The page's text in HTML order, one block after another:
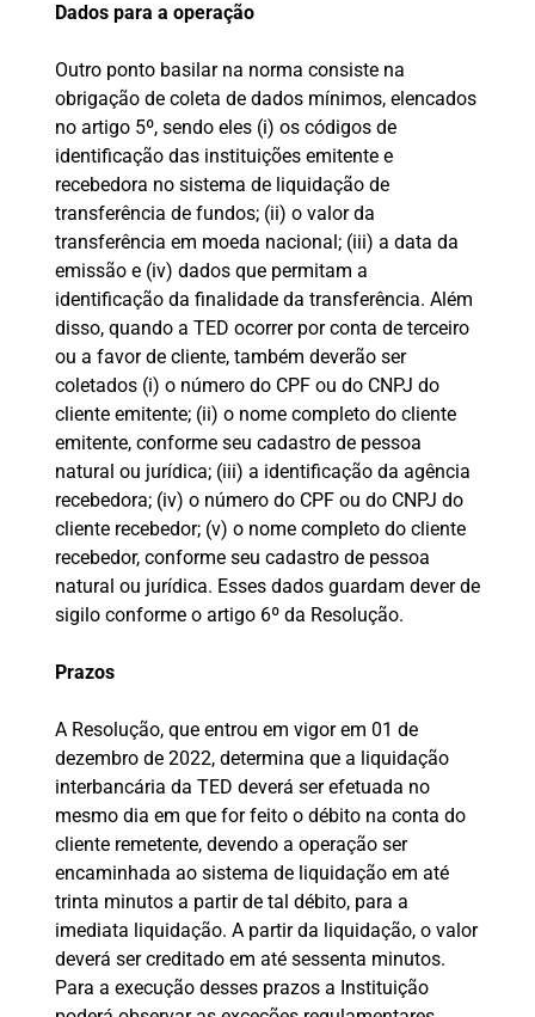
Dados para a operação
Outro ponto basilar na norma consiste na
obrigação de coleta de dados mínimos, elencados
no artigo 5º, sendo eles (i) os códigos de
identificação das instituições emitente e
recebedora no sistema de liquidação de
transferência de fundos; (ii) o valor da
transferência em moeda nacional; (iii) a data da
emissão e (iv) dados que permitam a
identificação da finalidade da transferência. Além
disso, quando a TED ocorrer por conta de terceiro
ou a favor de cliente, também deverão ser
coletados (i) o número do CPF ou do CNPJ do
cliente emitente; (ii) o nome completo do cliente
emitente, conforme seu cadastro de pessoa
natural ou jurídica; (iii) a identificação da agência
recebedora; (iv) o número do CPF ou do CNPJ do
cliente recebedor; (v) o nome completo do cliente
recebedor, conforme seu cadastro de pessoa
natural ou jurídica. Esses dados guardam dever de
sigilo conforme o artigo 6º da Resolução.
Prazos
A Resolução, que entrou em vigor em 01 de
dezembro de 2022, determina que a liquidação
interbancária da TED deverá ser efetuada no
mesmo dia em que for feito o débito na conta do
cliente remetente, devendo a operação ser
encaminhada ao sistema de liquidação em até
trinta minutos a partir de tal débito, para a
imediata liquidação. A partir da liquidação, o valor
deverá ser creditado em até sessenta minutos.
Para a execução desses prazos a Instituição